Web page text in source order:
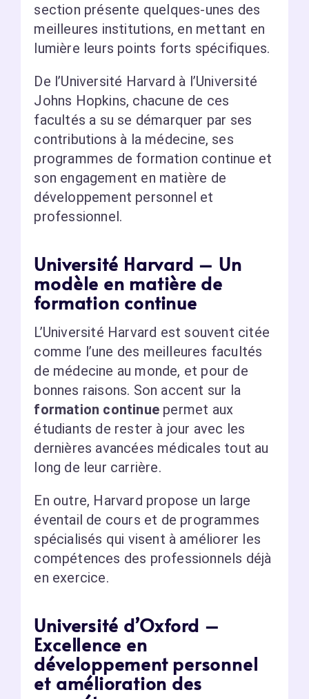
section présente quelques-unes des
meilleures institutions, en mettant en
lumière leurs points forts spécifiques.
De l’Université Harvard à l’Université
Johns Hopkins, chacune de ces
facultés a su se démarquer par ses
contributions à la médecine, ses
programmes de formation continue et
son engagement en matière de
développement personnel et
professionnel.
Université Harvard – Un
modèle en matière de
formation continue
L’Université Harvard est souvent citée
comme l’une des meilleures facultés
de médecine au monde, et pour de
bonnes raisons. Son accent sur la
formation continue permet aux
étudiants de rester à jour avec les
dernières avancées médicales tout au
long de leur carrière.
En outre, Harvard propose un large
éventail de cours et de programmes
spécialisés qui visent à améliorer les
compétences des professionnels déjà
en exercice.
Université d’Oxford –
Excellence en
développement personnel
et amélioration des